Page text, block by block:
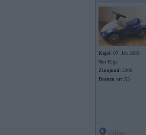
Kopš: 07. Jan 2003
No: Rīga
Ziņojumi: 3206
Braucu ar: X5